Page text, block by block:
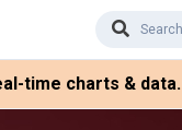
time charts & data.